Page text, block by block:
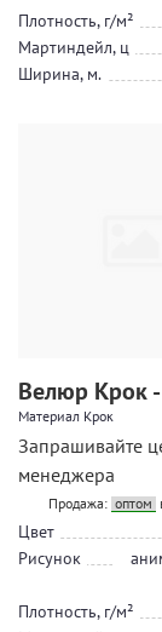
Плотность, г/м²
Мартиндейл, ц
Ширина, м.
Велюр Крок
Материал Крок
Запрашивайте
менеджера
Продажа: оптом
Цвет
Рисунок
Плотность, г/м²